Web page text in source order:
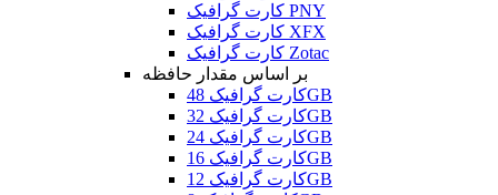
کارت گرافیک PNY
کارت گرافیک XFX
کارت گرافیک Zotac
بر اساس مقدار حافظه
کارت گرافیک 48GB
کارت گرافیک 32GB
کارت گرافیک 24GB
کارت گرافیک 16GB
کارت گرافیک 12GB